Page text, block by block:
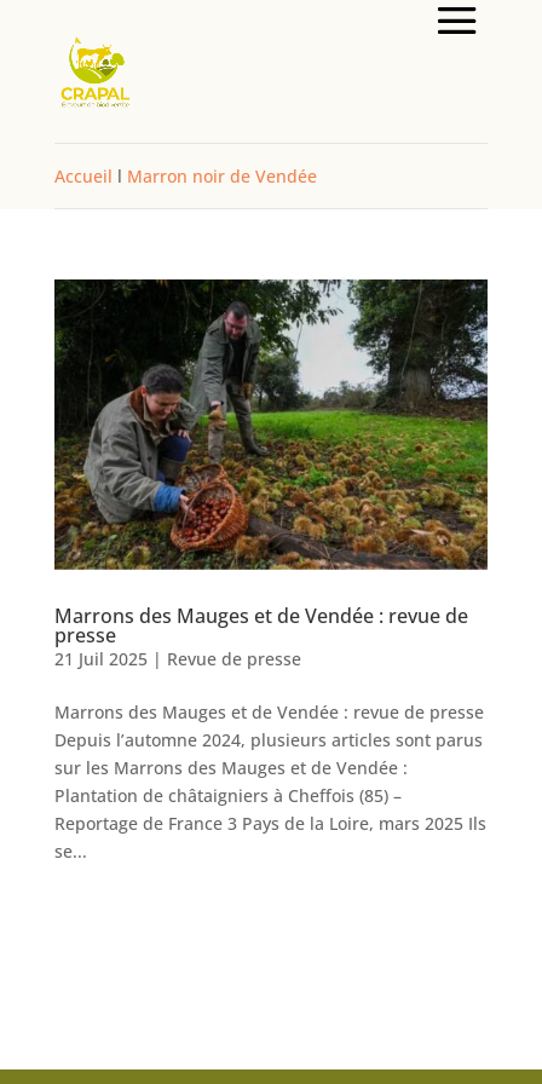
Accueil l Marron noir de Vendée
Marrons des Mauges et de Vendée : revue de
presse
21 Juil 2025| Revue de presse
Marrons des Mauges et de Vendée : revue de presse
Depuis l’automne 2024, plusieurs articles sont parus
sur les Marrons des Mauges et de Vendée :
Plantation de châtaigniers à Cheffois (85) –
Reportage de France 3 Pays de la Loire, mars 2025 Ils
se...